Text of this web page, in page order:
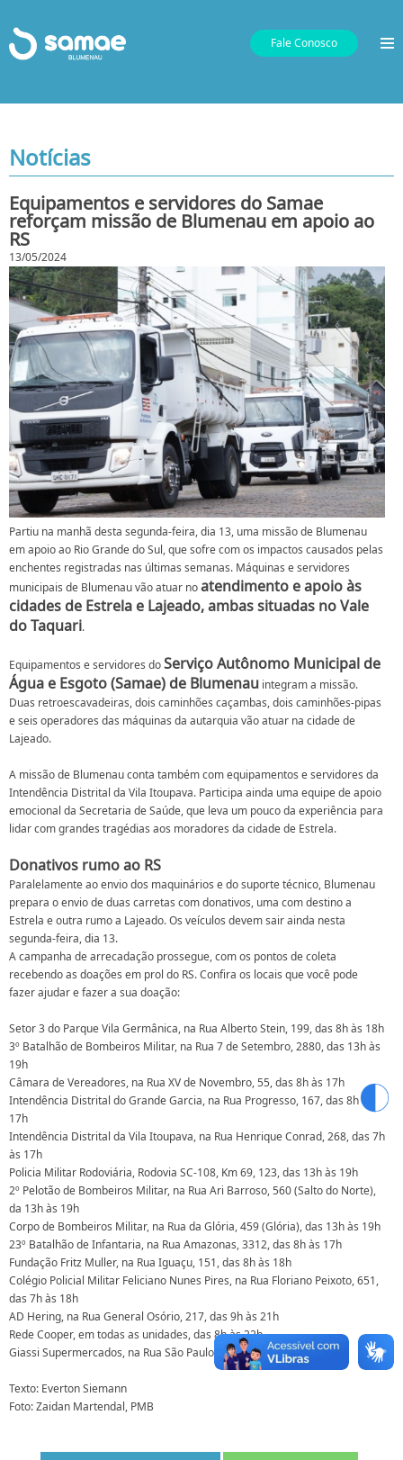
Fale Conosco
Notícias
Equipamentos e servidores do Samae
reforçam missão de Blumenau em apoio ao
RS
13/05/2024
Partiu na manhã desta segunda-feira, dia 13, uma missão de Blumenau
em apoio ao Rio Grande do Sul, que sofre com os impactos causados pelas
enchentes registradas nas últimas semanas. Máquinas e servidores
municipais de Blumenau vão atuar noatendimento e apoio às
cidades de Estrela e Lajeado, ambas situadas no Vale
do Taquari.
Equipamentos e servidores doServiço Autônomo Municipal de
Água e Esgoto (Samae) de Blumenau integram a missão.
Duas retroescavadeiras, dois caminhões caçambas, dois caminhões-pipas
e seis operadores das máquinas da autarquia vão atuar na cidade de
Lajeado.
A missão de Blumenau conta também com equipamentos e servidores da
Intendência Distrital da Vila Itoupava. Participa ainda uma equipe de apoio
emocional da Secretaria de Saúde, que leva um pouco da experiência para
lidar com grandes tragédias aos moradores da cidade de Estrela.
Donativos rumo ao RS
Paralelamente ao envio dos maquinários e do suporte técnico, Blumenau
prepara o envio de duas carretas com donativos, uma com destino a
Estrela e outra rumo a Lajeado. Os veículos devem sair ainda nesta
segunda-feira, dia 13.
A campanha de arrecadação prossegue, com os pontos de coleta
recebendo as doações em prol do RS. Confira os locais que você pode
fazer ajudar e fazer a sua doação:
Setor 3 do Parque Vila Germânica, na Rua Alberto Stein, 199, das 8h às 18h
3º Batalhão de Bombeiros Militar, na Rua 7 de Setembro, 2880, das 13h às
19h
Câmara de Vereadores, na Rua XV de Novembro, 55, das 8h às 17h
Intendência Distrital do Grande Garcia, na Rua Progresso, 167, das 8h às
17h
Intendência Distrital da Vila Itoupava, na Rua Henrique Conrad, 268, das 7h
às 17h
Policia Militar Rodoviária, Rodovia SC-108, Km 69, 123, das 13h às 19h
2º Pelotão de Bombeiros Militar, na Rua Ari Barroso, 560 (Salto do Norte),
da 13h às 19h
Corpo de Bombeiros Militar, na Rua da Glória, 459 (Glória), das 13h às 19h
23º Batalhão de Infantaria, na Rua Amazonas, 3312, das 8h às 17h
Fundação Fritz Muller, na Rua Iguaçu, 151, das 8h às 18h
Colégio Policial Militar Feliciano Nunes Pires, na Rua Floriano Peixoto, 651,
das 7h às 18h
AD Hering, na Rua General Osório, 217, das 9h às 21h
Rede Cooper, em todas as unidades, das 8h às 22h
Giassi Supermercados, na Rua São Paulo, 127, das 8h às 22h
Texto: Everton Siemann
Foto:Zaidan Martendal, PMB